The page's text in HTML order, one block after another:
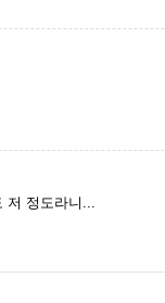
정도라니...